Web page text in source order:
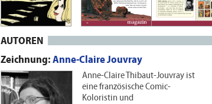
AUTOREN
Zeichnung: Anne-Claire Jouvray
Anne-Claire Thibaut-Jouvray ist
eine französische Comic-
Koloristin und